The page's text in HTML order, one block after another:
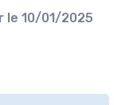
le 10/01/2025